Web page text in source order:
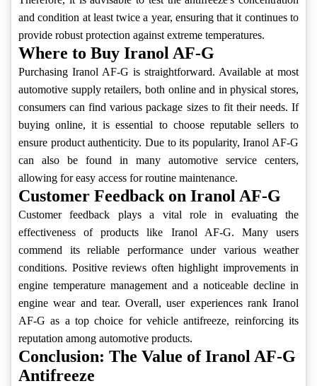
and condition at least twice a year, ensuring that it continues to
provide robust protection against extreme temperatures.
Where to Buy Iranol AF-G
Purchasing Iranol AF-G is straightforward. Available at most
automotive supply retailers, both online and in physical stores,
consumers can find various package sizes to fit their needs. If
buying online, it is essential to choose reputable sellers to
ensure product authenticity. Due to its popularity, Iranol AF-G
can also be found in many automotive service centers,
allowing for easy access for routine maintenance.
Customer Feedback on Iranol AF-G
Customer feedback plays a vital role in evaluating the
effectiveness of products like Iranol AF-G. Many users
commend its reliable performance under various weather
conditions. Positive reviews often highlight improvements in
engine temperature management and a noticeable decline in
engine wear and tear. Overall, user experiences rank Iranol
AF-G as a top choice for vehicle antifreeze, reinforcing its
reputation among automotive products.
Conclusion: The Value of Iranol AF-G
Antifreeze